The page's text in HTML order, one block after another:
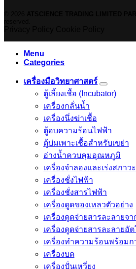
Menu
Categories
เครื่องมือวิทยาศาสตร์
ตู้เลี้ยงเชื้อ (Incubator)
เครื่องกลั่นน้ำ
เครื่องนึ่งฆ่าเชื้อ
ตู้อบความร้อนไฟฟ้า
ตู้บ่มเพาะเชื้อสำหรับเขย่า
อ่างน้ำควบคุมอุณหภูมิ
เครื่องจำลองและเร่งสภาว
เครื่องชั่งไฟฟ้า
เครื่องชั่งสารไฟฟ้า
เครื่องดูดของเหลวตัวอย่าง
เครื่องดูดจ่ายสารละลายจ
เครื่องดูดจ่ายสารละลายอั
เครื่องทำความร้อนพร้อมก
เครื่องบด
เครื่องปั่นเหวี่ยง